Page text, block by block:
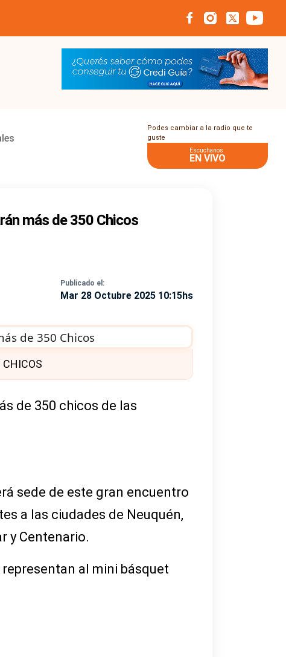
Podes cambiar a la radio que te
guste
Escuchanos
EN VIVO
más de 350 Chicos
Publicado el:
Mar 28 Octubre 2025 10:15hs
de 350 chicos de las
sede de este gran encuentro
a las ciudades de Neuquén,
y Centenario.
al mini básquet